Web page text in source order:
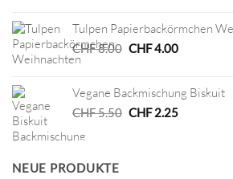
CHF 9.50CHF 4.75.
Tulpen Papierbackörmchen
CHF8.00 Ursprünglicher
CHF 8.00
CHF4.00Aktueller
CHF 4.00.
Vegane Backmischung Biskuit
CHF5.50 Ursprünglicher
CHF2.25Aktueller
NEUE PRODUKTE